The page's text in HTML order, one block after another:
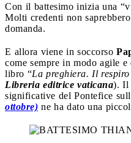
Con il battesimo inizia una
Molti credenti non
domanda.
E allora viene in soccorso
come sempre in modo agile
libro “La preghiera. Il
Libreria editrice vaticana). Il
significative del Pontefice
ottobre) ne ha dato una